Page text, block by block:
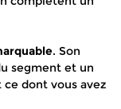
. Son
segment et un
dont vous avez